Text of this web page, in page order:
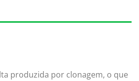
produzida por clonagem, o que